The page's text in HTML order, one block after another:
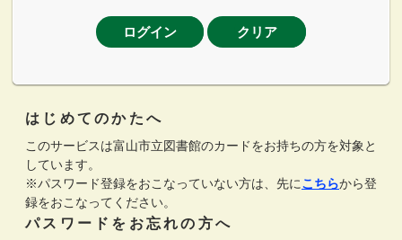
ログイン クリア
はじめてのかたへ
このサービスは富山市立図書館のカードをお持ちの方を対象と
しています。
※パスワード登録をおこなっていない方は、先にこちらから登
録をおこなってください。
パスワードをお忘れの方へ